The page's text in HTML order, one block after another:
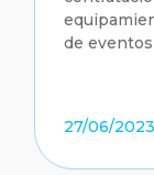
de
27/06/2023